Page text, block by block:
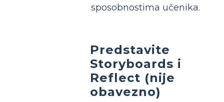
sposobnostima učenika.
Predstavite
Storyboards i
Reflect (nije
obavezno)